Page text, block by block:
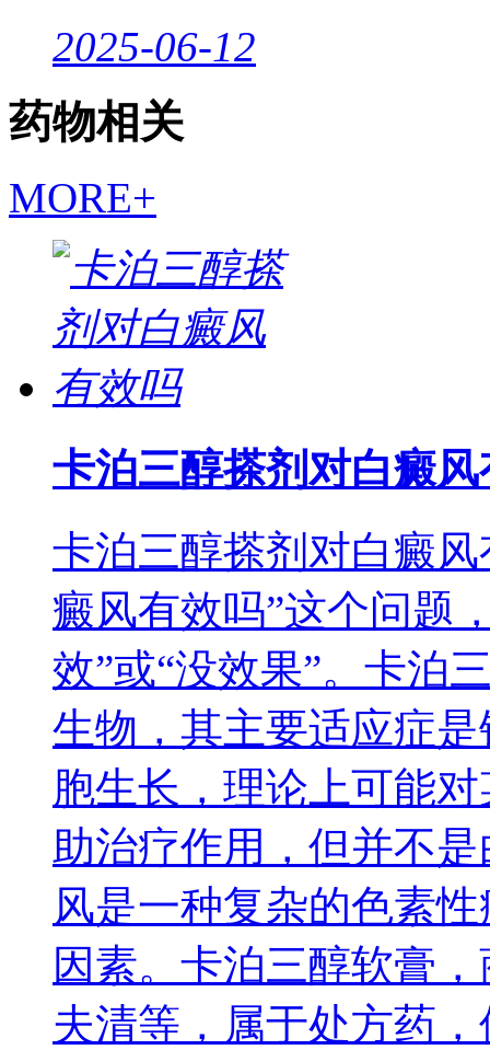
2025-06-12
药物相关
MORE+
卡泊三醇搽剂对白癜
卡泊三醇搽剂对白癜
癜风有效吗”这个问题
效”或“没效果”。卡泊
生物，其主要适应症
胞生长，理论上可能
助治疗作用，但并不
风是一种复杂的色素
因素。卡泊三醇软膏
夫清等，属于处方药，